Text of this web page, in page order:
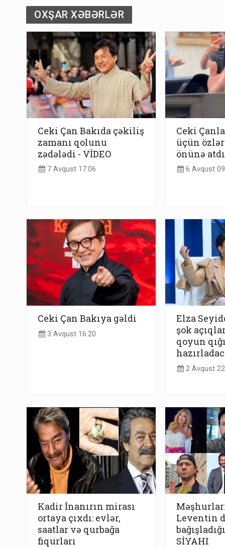
OXŞAR XƏBƏRLƏR
Ceki Çan Bakıda çəkiliş
zamanı qolunu
zədələdi - VİDEO
7 Avqust 17:06
Ceki
üçün
önünə
6 Avqust
Ceki Çan Bakıya gəldi
3 Avqust 16:20
Elza
şok
qoyun
2 Avqust
Kadir İnanırın mirası
ortaya çıxdı: evlər,
saatlar və qurbağa
fiqurları
Leventin
SİYAHI